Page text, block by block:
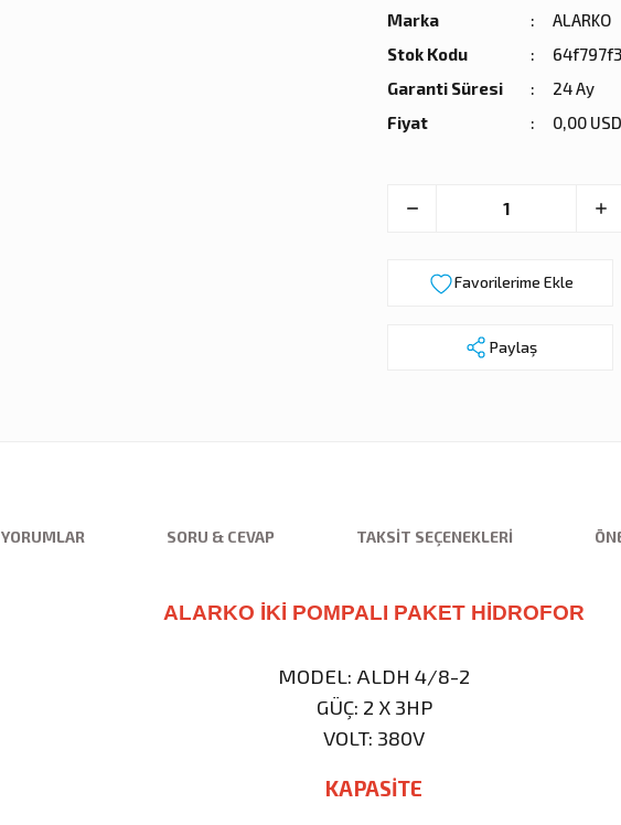
Marka
ALARKO
Stok Kodu
Garanti Süresi
24 Ay
Fiyat
0,00
Paylaş
YORUMLAR SORU & CEVAP TAKSIT SEÇENEKLERI
ALARKO İKİ POMPALI PAKET HİDROFOR
MODEL: ALDH 4/8-2
GÜÇ: 2 X 3HP
VOLT: 380V
KAPASİTE